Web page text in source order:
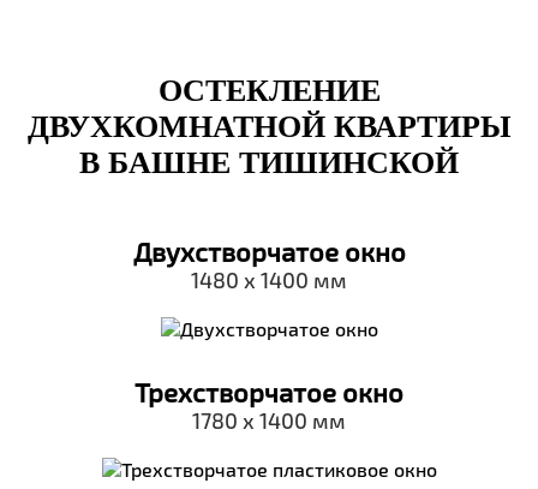
ОСТЕКЛЕНИЕ
ДВУХКОМНАТНОЙ КВАРТИРЫ
В БАШНЕ ТИШИНСКОЙ
Двухстворчатое окно
1480 х 1400 мм
Трехстворчатое окно
1780 х 1400 мм